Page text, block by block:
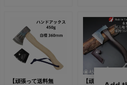
【頑張って送料無
【頑張って送料無